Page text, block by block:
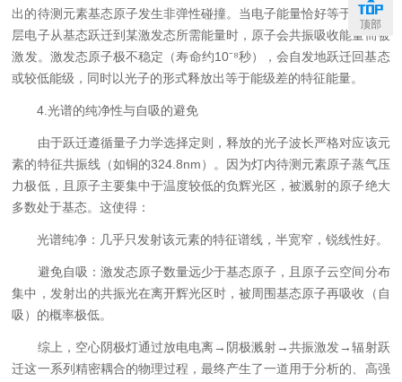
出的待测元素基态原子发生非弹性碰撞。当电子能量恰好等于原子外
层电子从基态跃迁到某激发态所需能量时，原子会共振吸收能量而被
激发。激发态原子极不稳定（寿命约10⁻⁸秒），会自发地跃迁回基态
或较低能级，同时以光子的形式释放出等于能级差的特征能量。
4.光谱的纯净性与自吸的避免
由于跃迁遵循量子力学选择定则，释放的光子波长严格对应该元
素的特征共振线（如铜的324.8nm）。因为灯内待测元素原子蒸气压
力极低，且原子主要集中于温度较低的负辉光区，被溅射的原子绝大
多数处于基态。这使得：
光谱纯净：几乎只发射该元素的特征谱线，半宽窄，锐线性好。
避免自吸：激发态原子数量远少于基态原子，且原子云空间分布
集中，发射出的共振光在离开辉光区时，被周围基态原子再吸收（自
吸）的概率极低。
综上，空心阴极灯通过放电电离→阴极溅射→共振激发→辐射跃
迁这一系列精密耦合的物理过程，最终产生了一道用于分析的、高强
顶部